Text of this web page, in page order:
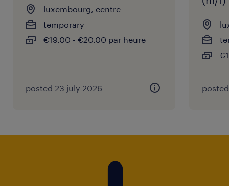
luxembourg, centre
temporary
€19.00 - €20.00 par heure
posted 23 july 2026